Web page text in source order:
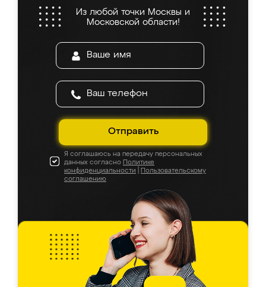
Из любой точки Москвы и
Московской области!
Отправить
Я соглашаюсь на передачу персональных
данных согласно Политике
конфиденциальности
Пользовательскому
соглашению